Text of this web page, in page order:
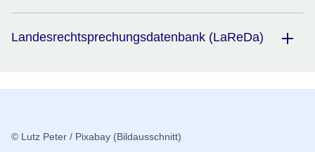
Landesrechtsprechungsdatenbank (LaReDa)
© Lutz Peter / Pixabay (Bildausschnitt)